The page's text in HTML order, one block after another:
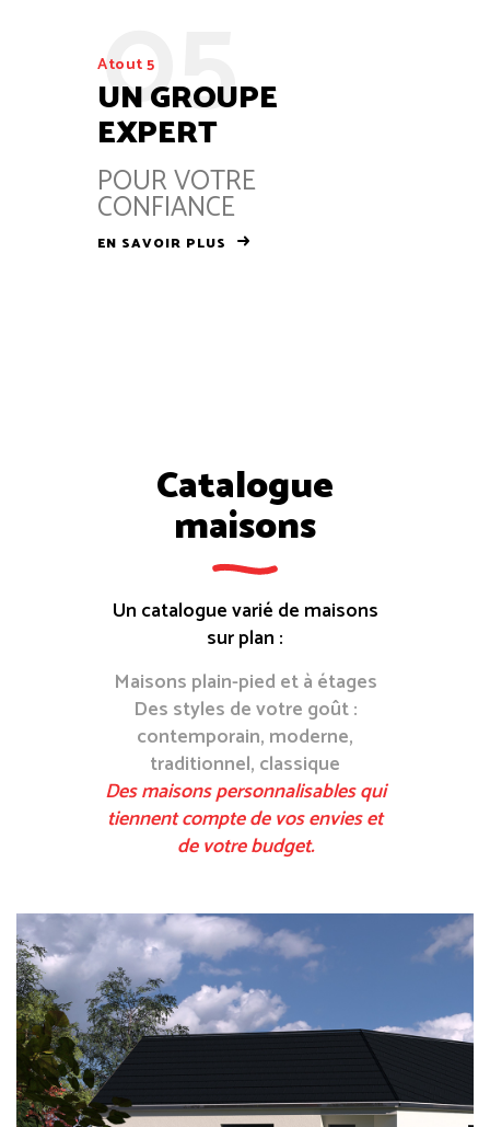
05
Atout 5
UN GROUPE
EXPERT
POUR VOTRE
CONFIANCE
EN SAVOIR PLUS
Catalogue
maisons
Un catalogue varié de maisons
sur plan :
Maisons plain-pied et à étages
Des styles de votre goût :
contemporain, moderne,
traditionnel, classique
Des maisons personnalisables qui
tiennent compte de vos envies et
de votre budget.